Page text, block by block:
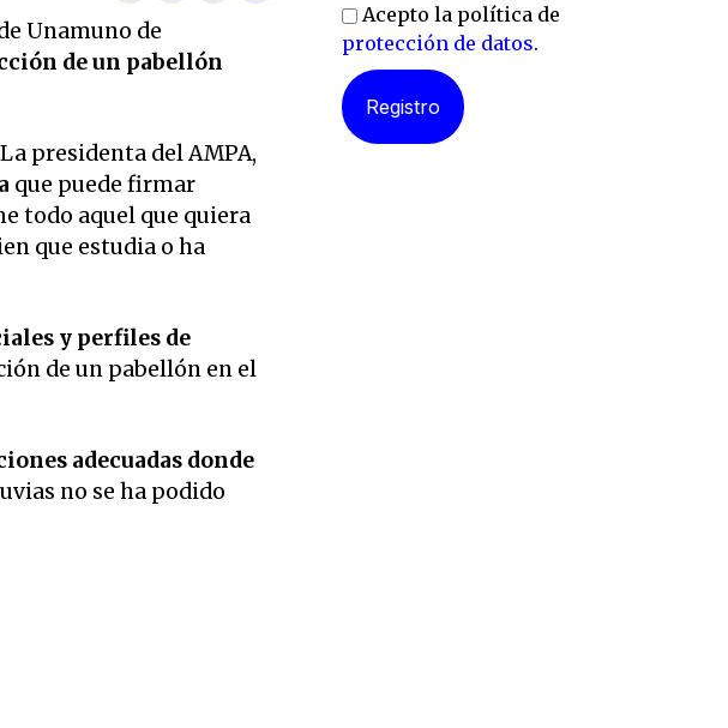
Unamuno de
de un pabellón
presidenta del AMPA,
que puede firmar
todo aquel que quiera
que estudia o ha
y perfiles de
de un pabellón en el
adecuadas donde
no se ha podido
Acepto la política de
protección de datos.